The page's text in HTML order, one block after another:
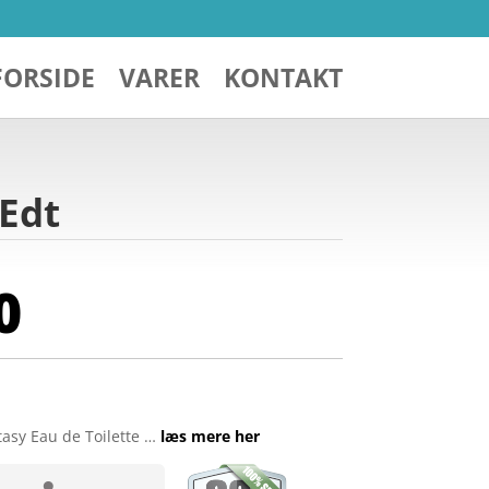
VARER KONTAKT
Eau de Toilette … læs mere her